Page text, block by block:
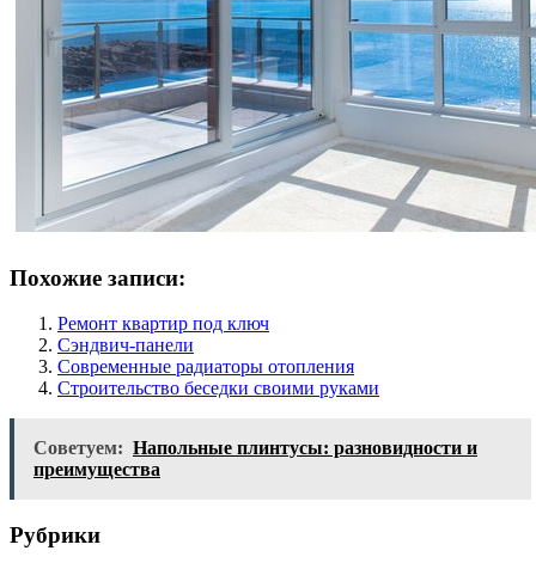
Похожие записи:
Ремонт квартир под ключ
Сэндвич-панели
Современные радиаторы отопления
Строительство беседки своими руками
Советуем: Напольные плинтусы: разновидности и
преимущества
Рубрики